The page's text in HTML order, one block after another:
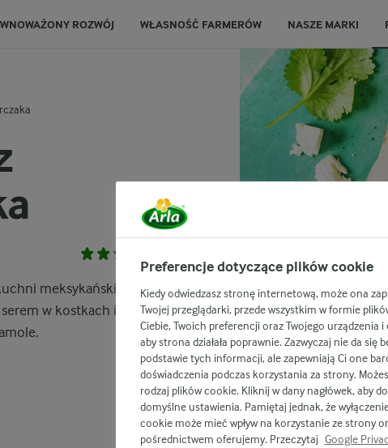
meksykańskiej ze
w kostkach i
DRUKUJ
ROZWÓJ WŁASNOŚĆ FARMERÓW NASZE MARKI
Preferencje dotyczące plików cookie
Kiedy odwiedzasz stronę internetową, może ona
Twojej przeglądarki, przede wszystkim w formie
Ciebie, Twoich preferencji oraz Twojego urządzenia
aby strona działała poprawnie. Zazwyczaj nie da się
podstawie tych informacji, ale zapewniają Ci one
doświadczenia podczas korzystania za strony.
rodzaj plików cookie. Kliknij w dany nagłówek, aby
domyślne ustawienia. Pamiętaj jednak, że
cookie może mieć wpływ na korzystanie ze strony
pośrednictwem oferujemy. Przeczytaj Google